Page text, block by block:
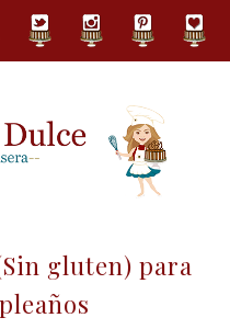
gluten) para